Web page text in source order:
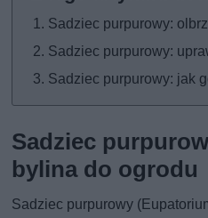
Sadziec purpurowy:
Sadziec purpurowy:
Sadziec purpurowy: jak
Sadziec
bylina do ogrodu
Sadziec purpurowy